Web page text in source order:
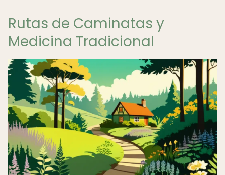
Rutas de Caminatas y
Medicina Tradicional